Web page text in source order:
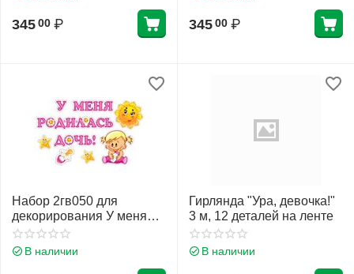
345 00 ₽ 345 00 ₽
Набор 2гв050 для
декорирования У меня
родилась дочь! 345*495
ммВ наличии
Гирлянда "Ура, девочка!"
3 м, 12 деталей на ленте
В наличии